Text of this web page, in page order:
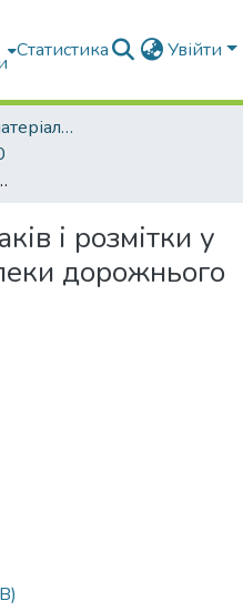
Статистика Увійти
Конференції та матеріали конференцій
безпеки дорожнього руху
і розмітки у
дорожнього